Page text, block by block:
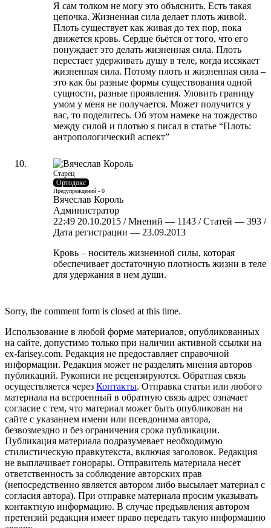
Я сам толком не могу это объяснить. Есть такая
цепочка. Жизненная сила делает плоть живой.
Плоть существует как живая до тех пор, пока
движется кровь. Сердце бьётся от того, что его
понуждает это делать жизненная сила. Плоть
перестает удерживать душу в теле, когда иссякает
жизненная сила. Потому плоть и жизненная сила –
это как бы разные формы существования одной
сущности, разные проявления. Уловить границу
умом у меня не получается. Может получится у
вас, то поделитесь. Об этом намеке на тождество
между силой и плотью я писал в статье “Плоть:
антропологический аспект”
Старец
Ортодокс
Предупреждений - 0
Вячеслав Король
Администратор
22:49 20.10.2015 / Мнений — 1143 / Статей — 393 /
Дата регистрации — 23.09.2013
Кровь – носитель жизненной силы, которая
обеспечивает достаточную плотность жизни в теле
для удержания в нем души.
Sorry, the comment form is closed at this time.
Использование в любой форме материалов, опубликованных
на сайте, допустимо только при наличии активной ссылки на
ex-farisey.com. Редакция не предоставляет справочной
информации. Редакция может не разделять мнения авторов
публикаций. Рукописи не рецензируются. Обратная связь
осуществляется через Контакты. Отправка статьи или любого
материала на встроенный в обратную связь адрес означает
согласие с тем, что материал может быть опубликован на
сайте с указанием имени или псевдонима автора,
безвозмездно и без ограничения срока публикации.
Публикация материала подразумевает необходимую
стилистическую правкутекста, включая заголовок. Редакция
не выплачивает гонорары. Отправитель материала несет
ответственность за соблюдение авторских прав
(непосредственно является автором либо высылает материал с
согласия автора). При отправке материала просим указывать
контактную информацию. В случае предъявления автором
претензий редакция имеет право передать такую информацию